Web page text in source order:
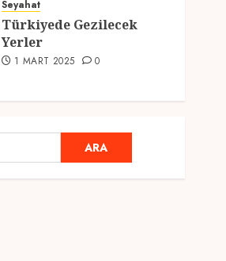
Seyahat
Türkiyede Gezilecek
Yerler
1 MART 2025 0
Ramazan Ayı 2025:
Manevi Atmosfer ve Özel
Hazırlıklar
ARA